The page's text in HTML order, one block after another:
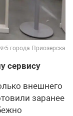
города Приозерска
сервису
внешнего
заранее